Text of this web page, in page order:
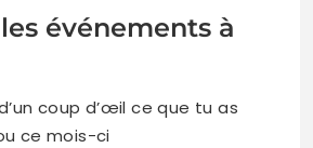
événements à
coup d’œil ce que tu as
ce mois-ci